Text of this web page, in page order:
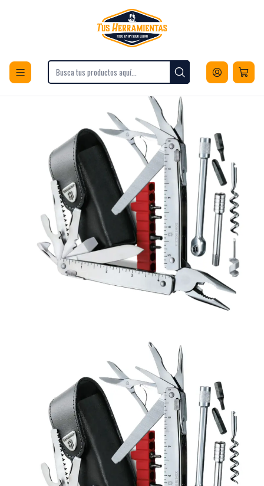
Envios a todo Chile
Deportes y Fitness Camping, Caza y Pesca
Multiherramienta Victorinox SwissTool X Plus Plata 30338L